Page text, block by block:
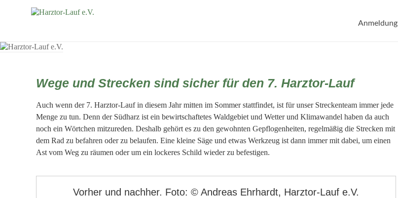
Anmeldung
Wege und Strecken sind sicher für den 7. Harztor-Lauf
Auch wenn der 7. Harztor-Lauf in diesem Jahr mitten im Sommer stattfindet, ist für unser Streckenteam immer jede
Menge zu tun. Denn der Südharz ist ein bewirtschaftetes Waldgebiet und Wetter und Klimawandel haben da auch
noch ein Wörtchen mitzureden. Deshalb gehört es zu den gewohnten Gepflogenheiten, regelmäßig die Strecken mit
dem Rad zu befahren oder zu belaufen. Eine kleine Säge und etwas Werkzeug ist dann immer mit dabei, um einen
Ast vom Weg zu räumen oder um ein lockeres Schild wieder zu befestigen.
Vorher und nachher. Foto: © Andreas Ehrhardt, Harztor-Lauf e.V.